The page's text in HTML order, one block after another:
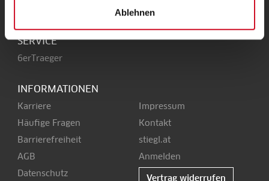
Ablehnen
SERVICE
6erTraeger
INFORMATIONEN
Karriere
Häufige Fragen
Barrierefreiheit
AGB
Datenschutz
Impressum
Kontakt
stiegl.at
Anmelden
Vertrag widerrufen